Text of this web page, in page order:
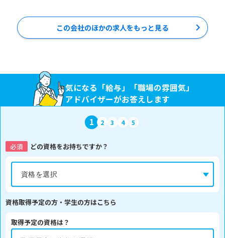
この会社のほかの求人をもっと見る
気になる「給与」「職場の雰囲気」
アドバイザーがお答えします
1 2 3 4 5
必須 どの資格をお持ちですか？
資格取得予定の方・学生の方はこちら
取得予定の資格は？